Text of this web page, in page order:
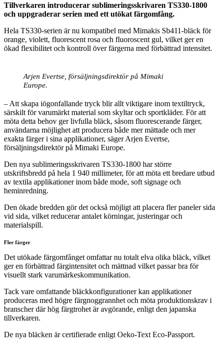
Tillverkaren introducerar sublimeringsskrivaren TS330-1800
och uppgraderar serien med ett utökat färgomfång.
Hela TS330-serien är nu kompatibel med Mimakis Sb411-bläck för
orange, violett, fluorescent rosa och fluoroscent gul, vilket ger en
ökad flexibilitet och kontroll över färgerna med förbättrad intensitet.
Arjen Evertse, försäljningsdirektör på Mimaki
Europe.
– Att skapa iögonfallande tryck blir allt viktigare inom textiltryck,
särskilt för varumärkt material som skyltar och sportkläder. För att
möta detta behov ger livfulla bläck, såsom fluorescerande färger,
användarna möjlighet att producera både mer mättade och mer
exakta färger i sina applikationer, säger Arjen Evertse,
försäljningsdirektör på Mimaki Europe.
Den nya sublimeringsskrivaren TS330-1800 har större
utskriftsbredd på hela 1 940 millimeter, för att möta ett bredare utbud
av textila applikationer inom både mode, soft signage och
heminredning.
Den ökade bredden gör det också möjligt att placera fler paneler sida
vid sida, vilket reducerar antalet körningar, justeringar och
materialspill.
Fler färger
Det utökade färgomfånget omfattar nu totalt elva olika bläck, vilket
ger en förbättrad färgintensitet och mättnad vilket passar bra för
visuellt stark varumärkeskommunikation.
Tack vare omfattande bläckkonfigurationer kan applikationer
produceras med högre färgnoggrannhet och möta produktionskrav i
branscher där hög färgtrohet är avgörande, enligt den japanska
tillverkaren.
De nya bläcken är certifierade enligt Oeko-Text Eco-Passport.